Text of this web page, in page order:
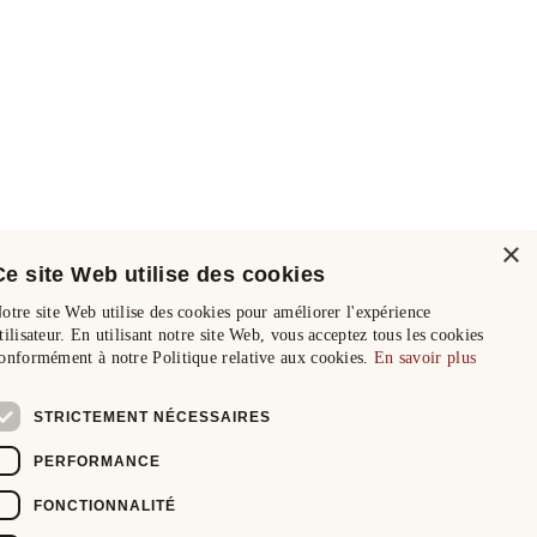
×
site Web utilise des cookies
site Web utilise des cookies pour améliorer l'expérience
En utilisant notre site Web, vous acceptez tous les cookies
à notre Politique relative aux cookies. En savoir plus
STRICTEMENT NÉCESSAIRES
PERFORMANCE
FONCTIONNALITÉ